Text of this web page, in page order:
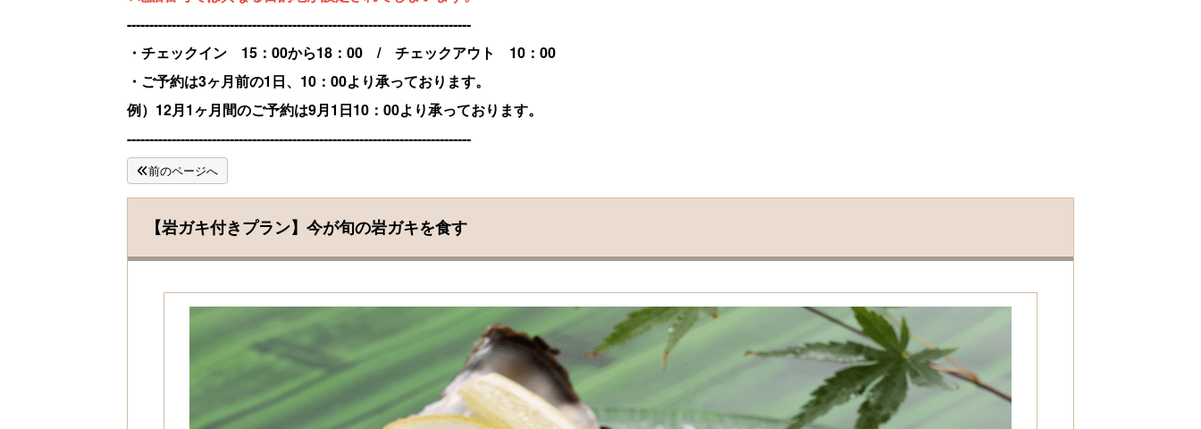
-----------------------------------------------------------------------------
・チェックイン 15：00から18：00 / チェックアウト 10：00
・ご予約は3ヶ月前の1日、10：00より承っております。
例）12月1ヶ月間のご予約は9月1日10：00より承っております。
-----------------------------------------------------------------------------
前のページへ
【岩ガキ付きプラン】今が旬の岩ガキを食す